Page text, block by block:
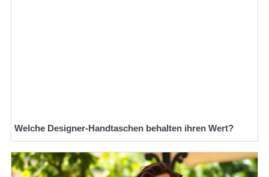
Welche Designer-Handtaschen behalten ihren Wert?